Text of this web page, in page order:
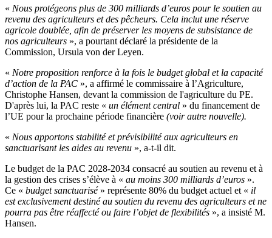
« Nous protégeons plus de 300 milliards d’euros pour le soutien au
revenu des agriculteurs et des pêcheurs. Cela inclut une réserve
agricole doublée, afin de préserver les moyens de subsistance de
nos agriculteurs », a pourtant déclaré la présidente de la
Commission, Ursula von der Leyen.
« Notre proposition renforce à la fois le budget global et la capacité
d’action de la PAC », a affirmé le commissaire à l’Agriculture,
Christophe Hansen, devant la commission de l'agriculture du PE.
D'après lui, la PAC reste « un élément central » du financement de
l’UE pour la prochaine période financière (voir autre nouvelle).
« Nous apportons stabilité et prévisibilité aux agriculteurs en
sanctuarisant les aides au revenu », a-t-il dit.
Le budget de la PAC 2028-2034 consacré au soutien au revenu et à
la gestion des crises s’élève à « au moins 300 milliards d’euros ».
Ce « budget sanctuarisé» représente 80% du budget actuel et « il
est exclusivement destiné au soutien du revenu des agriculteurs et ne
pourra pas être réaffecté ou faire l’objet de flexibilités », a insisté M.
Hansen.